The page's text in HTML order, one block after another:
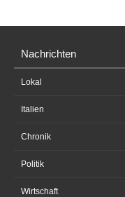
Nachrichten
Lokal
Italien
Chronik
Politik
Wirtschaft